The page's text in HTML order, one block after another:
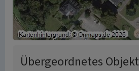
Übergeordnetes Objekt